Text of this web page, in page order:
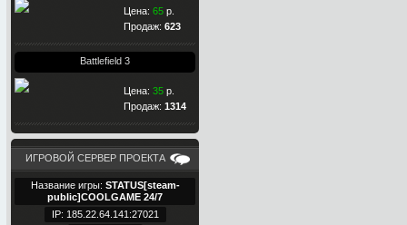
Цена: 65 р.
Продаж: 623
Battlefield 3
Цена: 35 р.
Продаж: 1314
ИГРОВОЙ СЕРВЕР ПРОЕКТА
Название игры: STATUS[steam-
public]COOLGAME 24/7
IP: 185.22.64.141:27021